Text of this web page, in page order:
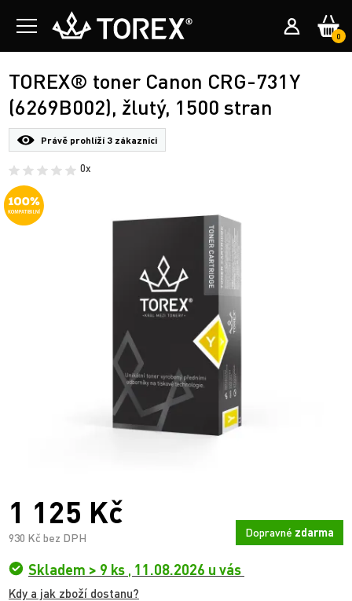
0
TOREX® toner Canon CRG-731Y
(6269B002), žlutý, 1500 stran
Právě prohlíží 3 zákazníci
0x
1 125 Kč
930 Kč bez DPH Dopravné zdarma
Skladem > 9 ks , 11.08.2026 u vás
Kdy a jak zboží dostanu?